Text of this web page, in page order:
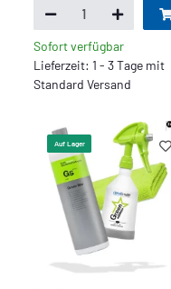
Sofort verfügbar
Lieferzeit: 1 - 3 Tage mit
Standard Versand
Auf Lager